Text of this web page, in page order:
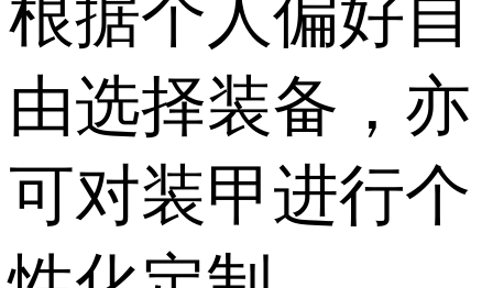
根据个人偏好自
由选择装备，亦
可对装甲进行个